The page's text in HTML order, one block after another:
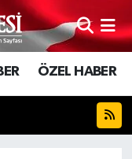
ÖZEL HABER
Fikstür